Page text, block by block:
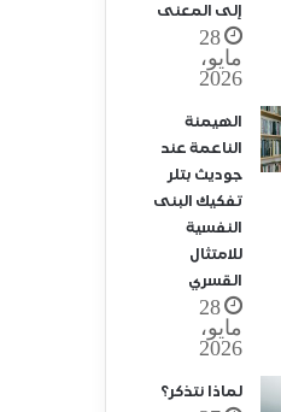
إلى المعنى
28
مايو،
2026
الهيمنة
الناعمة عند
جوديث بتلر
تفكيك البنى
النفسية
للامتثال
القسري
28
مايو،
2026
لماذا نتذكر؟